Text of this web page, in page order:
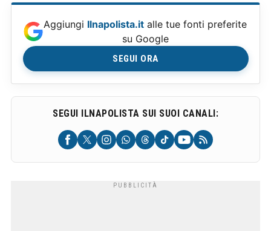
Aggiungi Ilnapolista.it alle tue fonti preferite
su Google
SEGUI ORA
SEGUI ILNAPOLISTA SUI SUOI CANALI: